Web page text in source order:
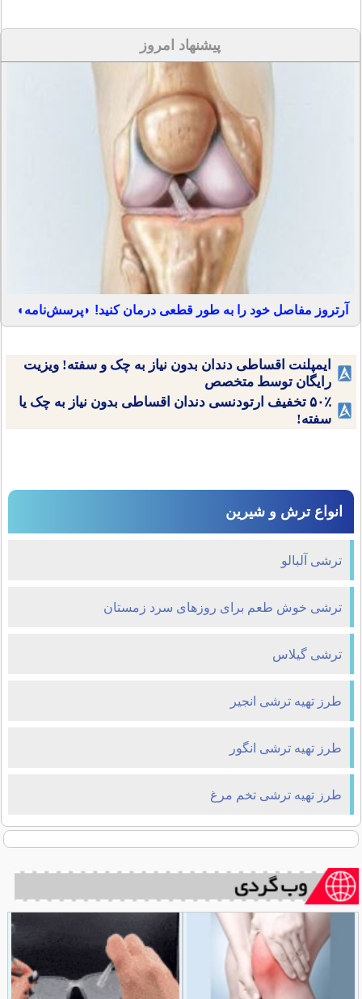
پیشنهاد امروز
آرتروز مفاصل خود را به طور قطعی درمان کنید! ◗پرسش‌نامه◖
ایمپلنت اقساطی دندان بدون نیاز به چک و سفته! ویزیت
رایگان توسط متخصص
۵۰٪ تخفیف ارتودنسی دندان اقساطی بدون نیاز به چک یا
سفته!
انواع ترش و شیرین
ترشی آلبالو
ترشی خوش طعم برای روزهای سرد زمستان
ترشی گیلاس
طرز تهیه ترشی انجیر
طرز تهیه ترشی انگور
طرز تهیه ترشی تخم مرغ